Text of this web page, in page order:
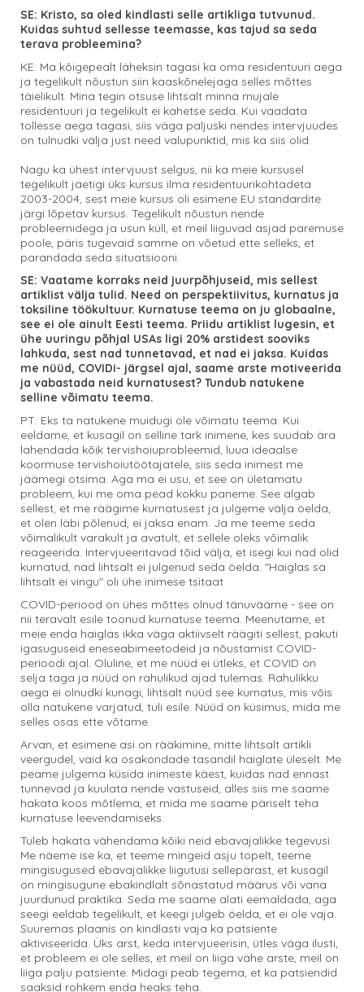
SE: Kristo, sa oled kindlasti selle artikliga tutvunud.
Kuidas suhtud sellesse teemasse, kas tajud sa seda
terava probleemina?
KE: Ma kõigepealt läheksin tagasi ka oma residentuuri aega
ja tegelikult nõustun siin kaaskõnelejaga selles mõttes
täielikult. Mina tegin otsuse lihtsalt minna mujale
residentuuri ja tegelikult ei kahetse seda. Kui vaadata
tollesse aega tagasi, siis väga paljuski nendes intervjuudes
on tulnudki välja just need valupunktid, mis ka siis olid.
Nagu ka ühest intervjuust selgus, nii ka meie kursusel
tegelikult jäetigi üks kursus ilma residentuurikohtadeta
2003-2004, sest meie kursus oli esimene EU standardite
järgi lõpetav kursus. Tegelikult nõustun nende
probleemidega ja usun küll, et meil liiguvad asjad paremuse
poole, päris tugevaid samme on võetud ette selleks, et
parandada seda situatsiooni.
SE: Vaatame korraks neid juurpõhjuseid, mis sellest
artiklist välja tulid. Need on perspektiivitus, kurnatus ja
toksiline töökultuur. Kurnatuse teema on ju globaalne,
see ei ole ainult Eesti teema. Priidu artiklist lugesin, et
ühe uuringu põhjal USAs ligi 20% arstidest sooviks
lahkuda, sest nad tunnetavad, et nad ei jaksa. Kuidas
me nüüd, COVIDi- järgsel ajal, saame arste motiveerida
ja vabastada neid kurnatusest? Tundub natukene
selline võimatu teema.
PT: Eks ta natukene muidugi ole võimatu teema. Kui
eeldame, et kusagil on selline tark inimene, kes suudab ära
lahendada kõik tervishoiuprobleemid, luua ideaalse
koormuse tervishoiutöötajatele, siis seda inimest me
jäämegi otsima. Aga ma ei usu, et see on ületamatu
probleem, kui me oma pead kokku paneme. See algab
sellest, et me räägime kurnatusest ja julgeme välja öelda,
et olen läbi põlenud, ei jaksa enam. Ja me teeme seda
võimalikult varakult ja avatult, et sellele oleks võimalik
reageerida. Intervjueeritavad tõid välja, et isegi kui nad olid
kurnatud, nad lihtsalt ei julgenud seda öelda. "Haiglas sa
lihtsalt ei vingu" oli ühe inimese tsitaat
COVID-periood on ühes mõttes olnud tänuväärne - see on
nii teravalt esile toonud kurnatuse teema. Meenutame, et
meie enda haiglas ikka väga aktiivselt räägiti sellest, pakuti
igasuguseid eneseabimeetodeid ja nõustamist COVID-
perioodi ajal. Oluline, et me nüüd ei ütleks, et COVID on
selja taga ja nüüd on rahulikud ajad tulemas. Rahulikku
aega ei olnudki kunagi, lihtsalt nüüd see kurnatus, mis võis
olla natukene varjatud, tuli esile. Nüüd on küsimus, mida me
selles osas ette võtame.
Arvan, et esimene asi on rääkimine, mitte lihtsalt artikli
veergudel, vaid ka osakondade tasandil haiglate üleselt. Me
peame julgema küsida inimeste käest, kuidas nad ennast
tunnevad ja kuulata nende vastuseid, alles siis me saame
hakata koos mõtlema, et mida me saame päriselt teha
kurnatuse leevendamiseks.
Tuleb hakata vähendama kõiki neid ebavajalikke tegevusi.
Me näeme ise ka, et teeme mingeid asju topelt, teeme
mingisugused ebavajalikke liigutusi sellepärast, et kusagil
on mingisugune ebakindlalt sõnastatud määrus või vana
juurdunud praktika. Seda me saame alati eemaldada, aga
seegi eeldab tegelikult, et keegi julgeb öelda, et ei ole vaja.
Suuremas plaanis on kindlasti vaja ka patsiente
aktiviseerida. Üks arst, keda intervjueerisin, ütles väga ilusti,
et probleem ei ole selles, et meil on liiga vähe arste, meil on
liiga palju patsiente. Midagi peab tegema, et ka patsiendid
saaksid rohkem enda heaks teha.